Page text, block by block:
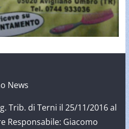
News
Trib. di Terni il 25/11/2016 al
Responsabile: Giacomo